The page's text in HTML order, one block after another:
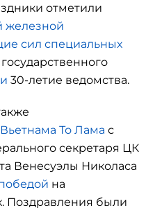
отметили
железной
сил специальных
30-летие ведомства.
То Лама с
секретаря ЦК
Венесуэлы Николаса
на
Поздравления были